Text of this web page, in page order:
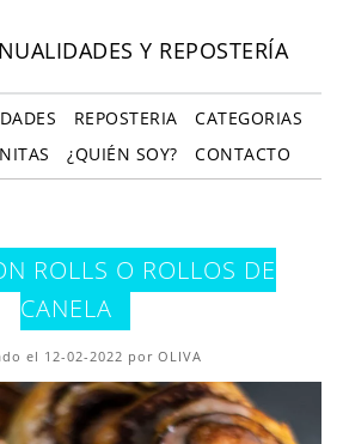
Y REPOSTERÍA
REPOSTERIA
CATEGORIAS
¿QUIÉN SOY? CONTACTO
ROLLS O ROLLOS DE
CANELA
el 12-02-2022 por OLIVA